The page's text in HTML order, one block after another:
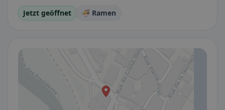
Jetzt geöffnet 🍜 Ramen